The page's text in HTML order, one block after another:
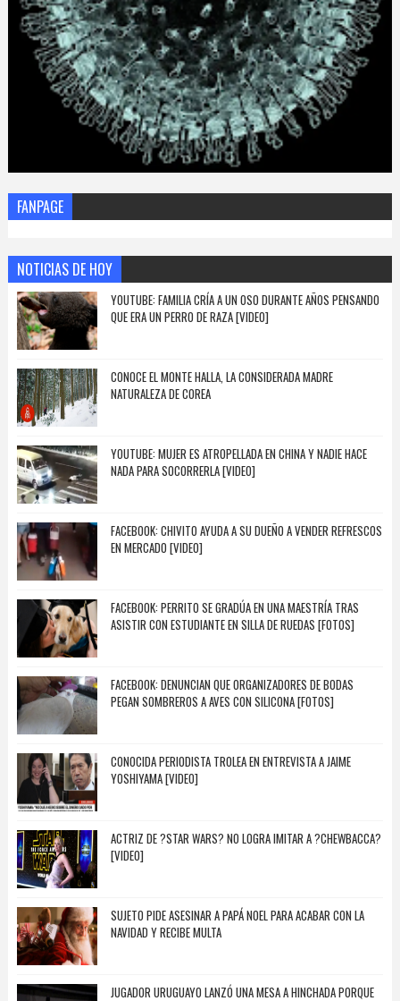
FANPAGE
NOTICIAS DE HOY
YOUTUBE: FAMILIA CRÍA A UN OSO DURANTE AÑOS PENSANDO
QUE ERA UN PERRO DE RAZA [VIDEO]
CONOCE EL MONTE HALLA, LA CONSIDERADA MADRE
NATURALEZA DE COREA
YOUTUBE: MUJER ES ATROPELLADA EN CHINA Y NADIE HACE
NADA PARA SOCORRERLA [VIDEO]
FACEBOOK: CHIVITO AYUDA A SU DUEÑO A VENDER REFRESCOS
EN MERCADO [VIDEO]
FACEBOOK: PERRITO SE GRADÚA EN UNA MAESTRÍA TRAS
ASISTIR CON ESTUDIANTE EN SILLA DE RUEDAS [FOTOS]
FACEBOOK: DENUNCIAN QUE ORGANIZADORES DE BODAS
PEGAN SOMBREROS A AVES CON SILICONA [FOTOS]
CONOCIDA PERIODISTA TROLEA EN ENTREVISTA A JAIME
YOSHIYAMA [VIDEO]
ACTRIZ DE ?STAR WARS? NO LOGRA IMITAR A ?CHEWBACCA?
[VIDEO]
SUJETO PIDE ASESINAR A PAPÁ NOEL PARA ACABAR CON LA
NAVIDAD Y RECIBE MULTA
JUGADOR URUGUAYO LANZÓ UNA MESA A HINCHADA PORQUE